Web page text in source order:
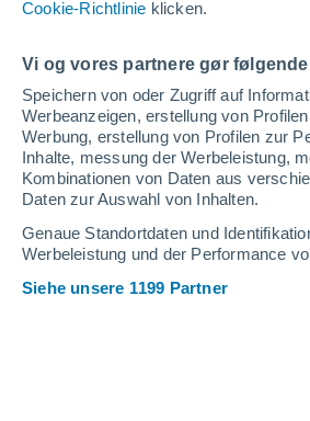
Cookie-Richtlinie klicken.
Vi og vores partnere gør
Speichern von oder Zugriff auf
Werbeanzeigen, erstellung von
Werbung, erstellung von Profilen zur
Inhalte, messung der Werbeleistung,
Kombinationen von Daten aus
Daten zur Auswahl von Inhalten.
Genaue Standortdaten und
Werbeleistung und der Performance
Siehe unsere 1199 Partner